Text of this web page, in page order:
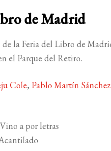
de Madrid
la Feria del Libro de
el Parque del Retiro.
Cole, Pablo Martín Sánchez
a por letras